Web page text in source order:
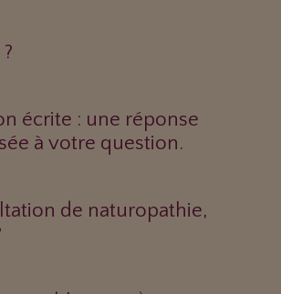
écrite : une réponse
à votre question.
de naturopathie,